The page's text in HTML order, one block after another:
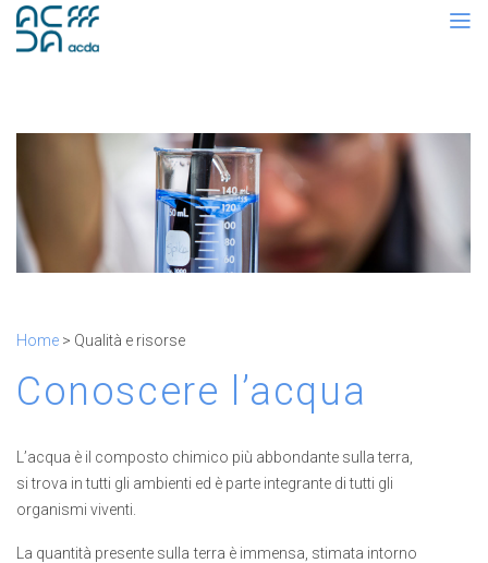
Home > Qualità e risorse
Conoscere l’acqua
L’acqua è il composto chimico più abbondante sulla terra,
si trova in tutti gli ambienti ed è parte integrante di tutti gli
organismi viventi.
La quantità presente sulla terra è immensa, stimata intorno